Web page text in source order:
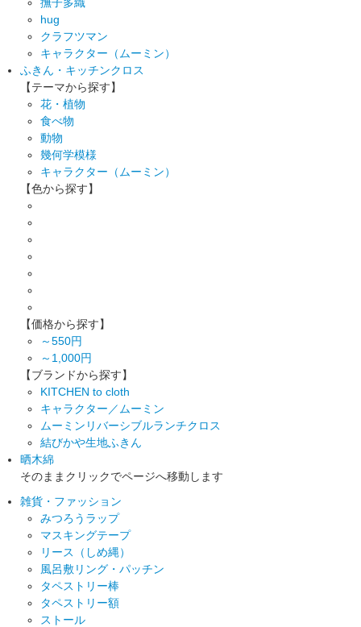
hug
クラフツマン
キャラクター（ムーミン）
ふきん・キッチンクロス
【テーマから探す】
花・植物
食べ物
動物
幾何学模様
キャラクター（ムーミン）
【色から探す】
【価格から探す】
～550円
～1,000円
【ブランドから探す】
KITCHEN to cloth
キャラクター／ムーミン
ムーミンリバーシブルランチクロス
結びかや生地ふきん
晒木綿
そのままクリックでページへ移動します
雑貨・ファッション
みつろうラップ
マスキングテープ
リース（しめ縄）
風呂敷リング・パッチン
タペストリー棒
タペストリー額
ストール